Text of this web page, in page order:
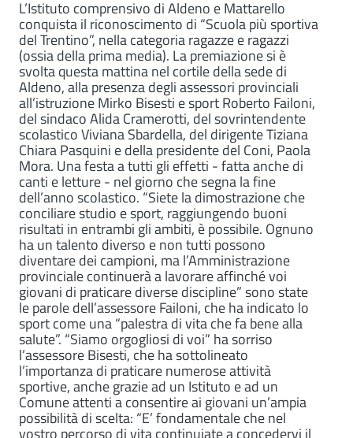
L’Istituto comprensivo di Aldeno e Mattarello
conquista il riconoscimento di “Scuola più sportiva
del Trentino”, nella categoria ragazze e ragazzi
(ossia della prima media). La premiazione si è
svolta questa mattina nel cortile della sede di
Aldeno, alla presenza degli assessori provinciali
all’istruzione Mirko Bisesti e sport Roberto Failoni,
del sindaco Alida Cramerotti, del sovrintendente
scolastico Viviana Sbardella, del dirigente Tiziana
Chiara Pasquini e della presidente del Coni, Paola
Mora. Una festa a tutti gli effetti - fatta anche di
canti e letture - nel giorno che segna la fine
dell’anno scolastico. “Siete la dimostrazione che
conciliare studio e sport, raggiungendo buoni
risultati in entrambi gli ambiti, è possibile. Ognuno
ha un talento diverso e non tutti possono
diventare dei campioni, ma l’Amministrazione
provinciale continuerà a lavorare affinché voi
giovani di praticare diverse discipline” sono state
le parole dell’assessore Failoni, che ha indicato lo
sport come una “palestra di vita che fa bene alla
salute”. “Siamo orgogliosi di voi” ha sorriso
l’assessore Bisesti, che ha sottolineato
l’importanza di praticare numerose attività
sportive, anche grazie ad un Istituto e ad un
Comune attenti a consentire ai giovani un’ampia
possibilità di scelta: “E’ fondamentale che nel
vostro percorso di vita continuiate a concedervi il